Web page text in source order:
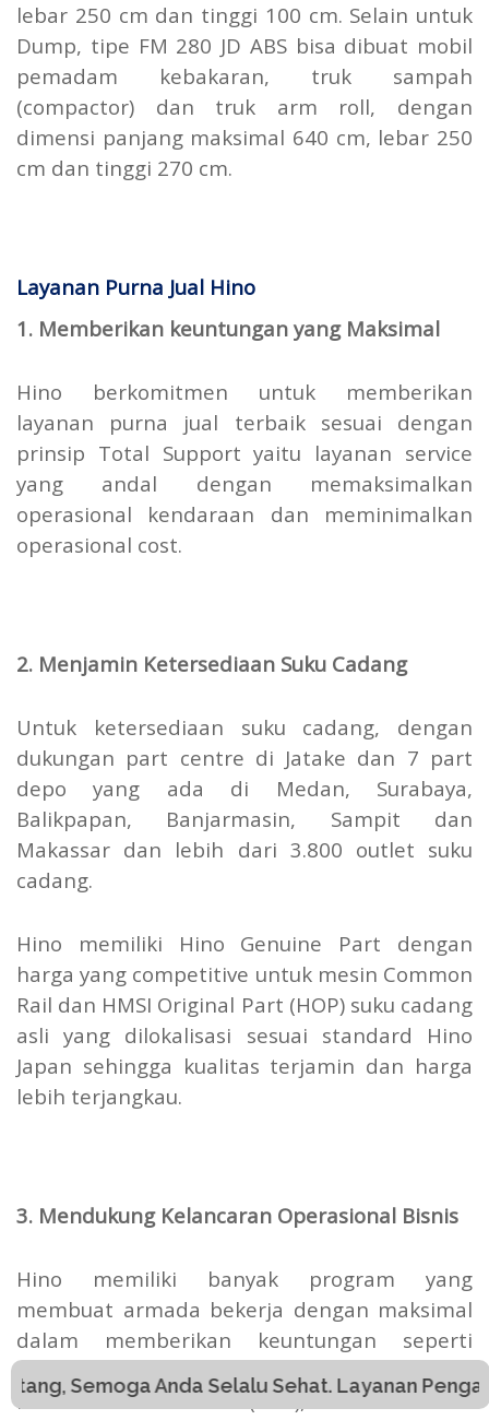
lebar 250 cm dan tinggi 100 cm. Selain untuk
Dump, tipe FM 280 JD ABS bisa dibuat mobil
pemadam kebakaran, truk sampah
(compactor) dan truk arm roll, dengan
dimensi panjang maksimal 640 cm, lebar 250
cm dan tinggi 270 cm.
Layanan Purna Jual Hino
1. Memberikan keuntungan yang Maksimal
Hino berkomitmen untuk memberikan
layanan purna jual terbaik sesuai dengan
prinsip Total Support yaitu layanan service
yang andal dengan memaksimalkan
operasional kendaraan dan meminimalkan
operasional cost.
2. Menjamin Ketersediaan Suku Cadang
Untuk ketersediaan suku cadang, dengan
dukungan part centre di Jatake dan 7 part
depo yang ada di Medan, Surabaya,
Balikpapan, Banjarmasin, Sampit dan
Makassar dan lebih dari 3.800 outlet suku
cadang.
Hino memiliki Hino Genuine Part dengan
harga yang competitive untuk mesin Common
Rail dan HMSI Original Part (HOP) suku cadang
asli yang dilokalisasi sesuai standard Hino
Japan sehingga kualitas terjamin dan harga
lebih terjangkau.
3. Mendukung Kelancaran Operasional Bisnis
Hino memiliki banyak program yang
membuat armada bekerja dengan maksimal
dalam memberikan keuntungan seperti
Service on Site (layanan service di lokasi),
Parts Price Contract (PPC), National Parts
Anda Selalu Sehat. Layanan Pengajuan Harga